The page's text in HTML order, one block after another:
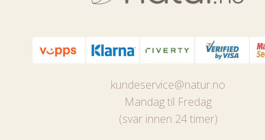
kundeservice@natur.no
Mandag til Fredag
(svar innen 24 timer)